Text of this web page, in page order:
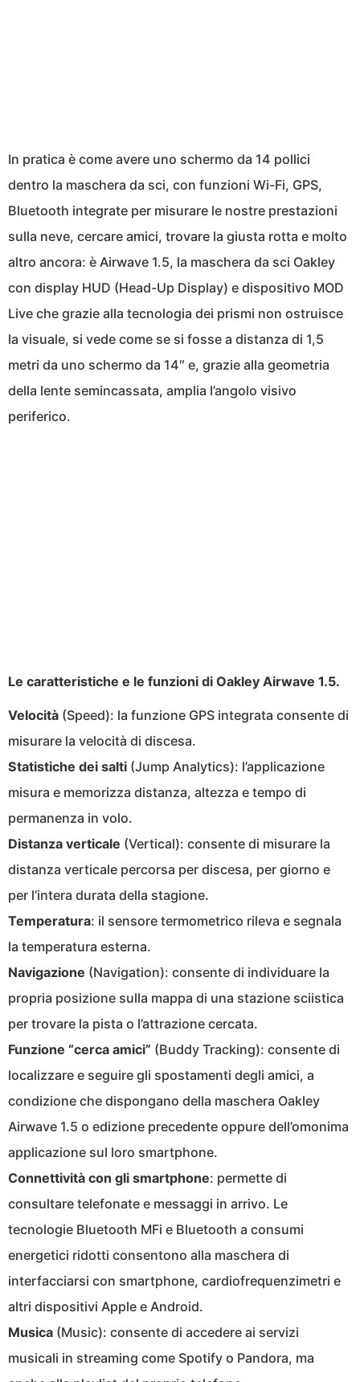
In pratica è come avere uno schermo da 14 pollici
dentro la maschera da sci, con funzioni Wi-Fi, GPS,
Bluetooth integrate per misurare le nostre prestazioni
sulla neve, cercare amici, trovare la giusta rotta e molto
altro ancora: è Airwave 1.5, la maschera da sci Oakley
con display HUD (Head-Up Display) e dispositivo MOD
Live che grazie alla tecnologia dei prismi non ostruisce
la visuale, si vede come se si fosse a distanza di 1,5
metri da uno schermo da 14″ e, grazie alla geometria
della lente semincassata, amplia l’angolo visivo
periferico.
Le caratteristiche e le funzioni di Oakley Airwave 1.5.
Velocità (Speed): la funzione GPS integrata consente di
misurare la velocità di discesa.
Statistiche dei salti (Jump Analytics): l’applicazione
misura e memorizza distanza, altezza e tempo di
permanenza in volo.
Distanza verticale (Vertical): consente di misurare la
distanza verticale percorsa per discesa, per giorno e
per l’intera durata della stagione.
Temperatura: il sensore termometrico rileva e segnala
la temperatura esterna.
Navigazione (Navigation): consente di individuare la
propria posizione sulla mappa di una stazione sciistica
per trovare la pista o l’attrazione cercata.
Funzione “cerca amici” (Buddy Tracking): consente di
localizzare e seguire gli spostamenti degli amici, a
condizione che dispongano della maschera Oakley
Airwave 1.5 o edizione precedente oppure dell’omonima
applicazione sul loro smartphone.
Connettività con gli smartphone: permette di
consultare telefonate e messaggi in arrivo. Le
tecnologie Bluetooth MFi e Bluetooth a consumi
energetici ridotti consentono alla maschera di
interfacciarsi con smartphone, cardiofrequenzimetri e
altri dispositivi Apple e Android.
Musica (Music): consente di accedere ai servizi
musicali in streaming come Spotify o Pandora, ma